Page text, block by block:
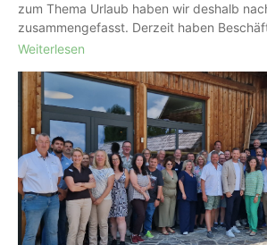
zum Thema Urlaub haben wir deshalb
zusammengefasst. Derzeit haben
Weiterlesen